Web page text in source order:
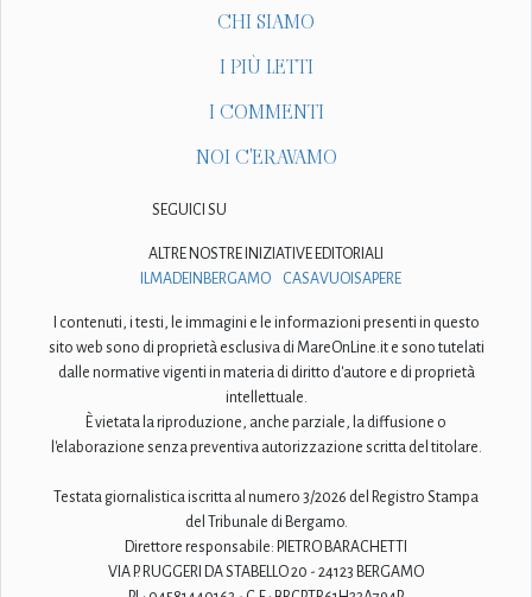
CHI SIAMO
I PIÙ LETTI
I COMMENTI
NOI C'ERAVAMO
SEGUICI SU
ALTRE NOSTRE INIZIATIVE EDITORIALI
ILMADEINBERGAMO
CASAVUOISAPERE
I contenuti, i testi, le immagini e le informazioni presenti in questo
sito web sono di proprietà esclusiva di MareOnLine.it e sono tutelati
dalle normative vigenti in materia di diritto d'autore e di proprietà
intellettuale.
È vietata la riproduzione, anche parziale, la diffusione o
l'elaborazione senza preventiva autorizzazione scritta del titolare.
Testata giornalistica iscritta al numero 3/2026 del Registro Stampa
del Tribunale di Bergamo.
Direttore responsabile: PIETRO BARACHETTI
VIA P. RUGGERI DA STABELLO 20 - 24123 BERGAMO